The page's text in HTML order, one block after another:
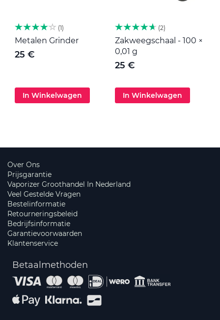
1
Metalen Grinder
25 €
In Winkelwagen
2
Zakweegschaal - 100 ×
0,01 g
25 €
In Winkelwagen
Over Ons
Prijsgarantie
Vaporizer Groothandel In Nederland
Veel Gestelde Vragen
Bestelinformatie
Retourneringsbeleid
Bedrijfsinformatie
Garantievoorwaarden
Klantenservice
Betaalmethoden